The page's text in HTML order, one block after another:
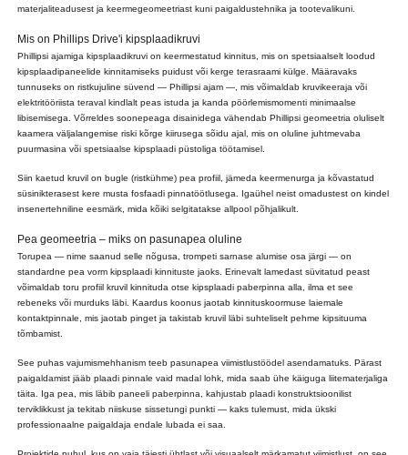
materjaliteadusest ja keermegeomeetriast kuni paigaldustehnika ja tootevalikuni.
Mis on Phillips Drive'i kipsplaadikruvi
Phillipsi ajamiga kipsplaadikruvi on keermestatud kinnitus, mis on spetsiaalselt loodud
kipsplaadipaneelide kinnitamiseks puidust või kerge terasraami külge. Määravaks
tunnuseks on ristkujuline süvend — Phillipsi ajam —, mis võimaldab kruvikeeraja või
elektritööriista teraval kindlalt peas istuda ja kanda pöörlemismomenti minimaalse
libisemisega. Võrreldes soonepeaga disainidega vähendab Phillipsi geomeetria oluliselt
kaamera väljalangemise riski kõrge kiirusega sõidu ajal, mis on oluline juhtmevaba
puurmasina või spetsiaalse kipsplaadi püstoliga töötamisel.
Siin kaetud kruvil on bugle (ristkühme) pea profiil, jämeda keermenurga ja kõvastatud
süsinikterasest kere musta fosfaadi pinnatöötlusega. Igaühel neist omadustest on kindel
insenertehniline eesmärk, mida kõiki selgitatakse allpool põhjalikult.
Pea geomeetria – miks on pasunapea oluline
Torupea — nime saanud selle nõgusa, trompeti sarnase alumise osa järgi — on
standardne pea vorm kipsplaadi kinnituste jaoks. Erinevalt lamedast süvitatud peast
võimaldab toru profiil kruvil kinnituda otse kipsplaadi paberpinna alla, ilma et see
rebeneks või murduks läbi. Kaardus koonus jaotab kinnituskoormuse laiemale
kontaktpinnale, mis jaotab pinget ja takistab kruvil läbi suhteliselt pehme kipsituuma
tõmbamist.
See puhas vajumismehhanism teeb pasunapea viimistlustöödel asendamatuks. Pärast
paigaldamist jääb plaadi pinnale vaid madal lohk, mida saab ühe käiguga liitematerjaliga
täita. Iga pea, mis läbib paneeli paberpinna, kahjustab plaadi konstruktsioonilist
terviklikkust ja tekitab niiskuse sissetungi punkti — kaks tulemust, mida ükski
professionaalne paigaldaja endale lubada ei saa.